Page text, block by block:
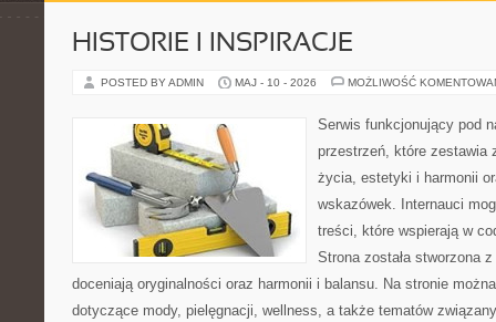
HISTORIE I INSPIRACJE
POSTED BY ADMIN MAJ - 10 - 2026 MOŻLIWOŚĆ
Serwis funkcjonujący pod
przestrzeń, które zestawia
życia, estetyki i harmonii
wskazówek. Internauci
treści, które wspierają w
Strona została stworzona
doceniają oryginalności oraz harmonii i balansu. Na stronie
dotyczące mody, pielęgnacji, wellness, a także tematów